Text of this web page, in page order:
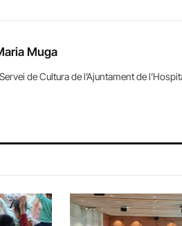
Muga
de Cultura de l’Ajuntament de